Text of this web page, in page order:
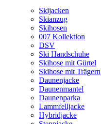
Skijacken
Skianzug
Skihosen
007 Kollektion
DSV
Ski Handschuhe
Skihose mit Gürtel
Skihose mit Trägern
Daunenjacke
Daunenmantel
Daunenparka
Lammfelljacke
Hybridjacke